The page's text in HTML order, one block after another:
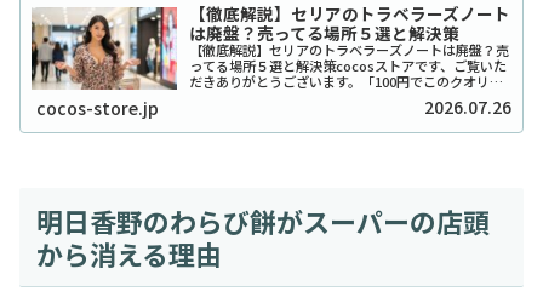
【徹底解説】セリアのトラベラーズノート
は廃盤？売ってる場所５選と解決策
【徹底解説】セリアのトラベラーズノートは廃盤？売
ってる場所５選と解決策cocosストアです、ご覧いた
だきありがとうございます。「100円でこのクオリテ
ィ！？」とSNSで爆発的な人気を博したセリアのトラ
ベラーズノート風リフィルやカバーですが、...
cocos-store.jp 2026.07.26
明日香野のわらび餅がスーパーの店頭
から消える理由